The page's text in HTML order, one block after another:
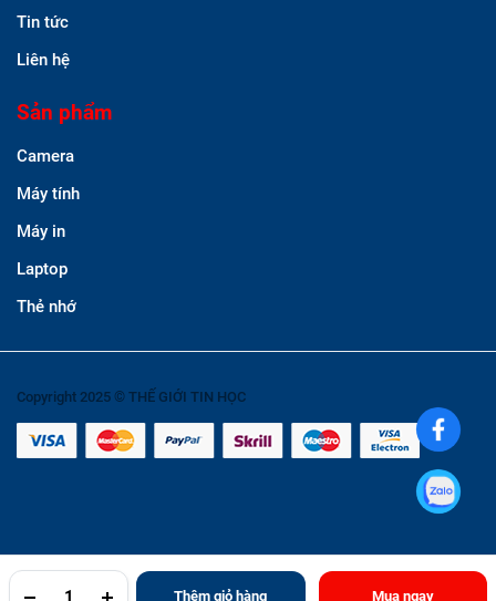
Thêm giỏ hàng Mua ngay
Tin tức
Liên hệ
Sản phẩm
Camera
Máy tính
Máy in
Laptop
Thẻ nhớ
Copyright 2025 © THẾ GIỚI TIN HỌC